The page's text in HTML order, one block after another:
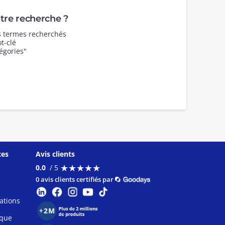
recherche ?
recherchés
clé
Avis clients
0.0 / 5 ★★★★★
★★★★★
0 avis clients certifiés par